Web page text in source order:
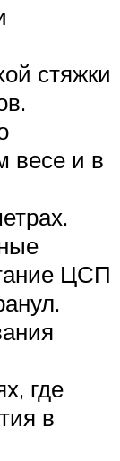
стяжки
весе и в
ЦСП
где
в